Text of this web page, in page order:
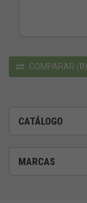
CATÁLOGO
MARCAS
COMPARAR (0)